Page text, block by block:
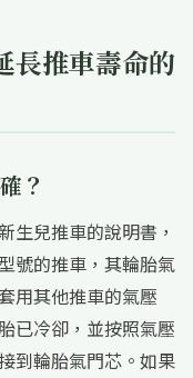
長推車壽命的
？
生兒推車的說明書，
號的推車，其輪胎氣
用其他推車的氣壓
已冷卻，並按照氣壓
到輪胎氣門芯。如果